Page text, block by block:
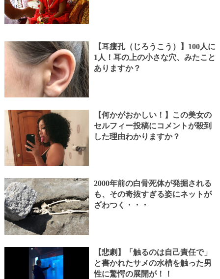
【耳瘻孔（じろうこう）】100人に
1人！耳の上の小さな穴、みたこと
ありますか？
【何かがおかしい！】この美女の
セルフィー投稿にコメントが殺到
した理由わかりますか？
2000年前の白骨死体が発掘される
も、その奇抜すぎる姿にネットが
ざわつく・・・
【悲劇】「触るのは自己責任で」
と書かれたサメの水槽を触った男
性に驚愕の展開が！！